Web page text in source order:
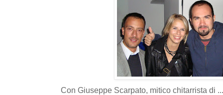
Con Giuseppe Scarpato, mitico chitarrista di